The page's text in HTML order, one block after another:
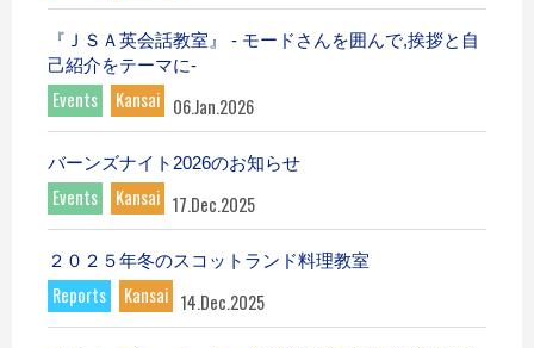
『ＪＳＡ英会話教室』 - モードさんを囲んで,挨拶と自
己紹介をテーマに-
Events Kansai 06.Jan.2026
バーンズナイト2026のお知らせ
Events Kansai 17.Dec.2025
２０２５年冬のスコットランド料理教室
Reports Kansai 14.Dec.2025